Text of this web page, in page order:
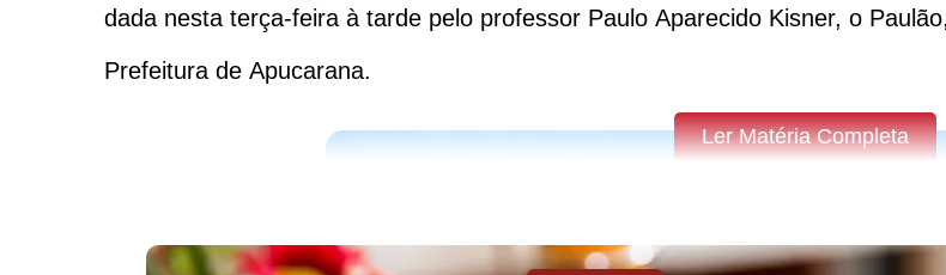
dada nesta terça-feira à tarde pelo professor Paulo Aparecido Kisner, o
Prefeitura de Apucarana.
Ler Matéria Completa